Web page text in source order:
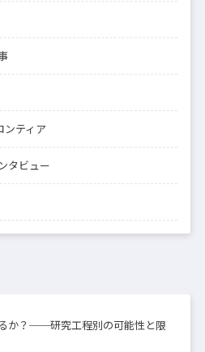
ンティア
タビュー
か？──研究工程別の可能性と限